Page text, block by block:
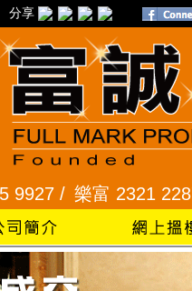
分享
/樂富 2321 2287